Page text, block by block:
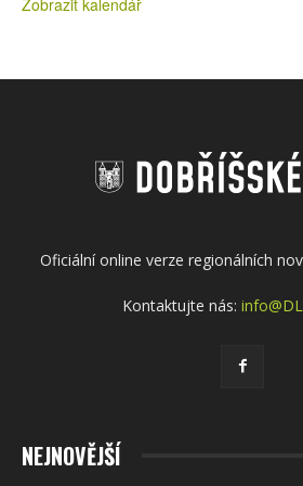
Oficiální online verze regionálních
Kontaktujte nás:
NEJNOVĚJŠÍ